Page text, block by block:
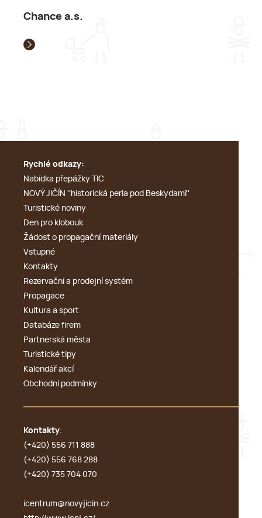
Chance a.s.
Rychlé odkazy:
Nabídka přepážky TIC
NOVÝ JIČÍN ''historická perla pod Beskydami''
Turistické noviny
Den pro klobouk
Žádost o propagační materiály
Vstupné
Kontakty
Rezervační a prodejní systém
Propagace
Kultura a sport
Databáze firem
Partnerská města
Turistické tipy
Kalendář akcí
Obchodní podmínky
Kontakty:
(+420) 556 711 888
(+420) 556 768 288
(+420) 735 704 070
icentrum@novyjicin.cz